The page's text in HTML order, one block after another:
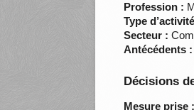
Profession :
Type
Secteur :
Antécédents :
Décisions
Mesure prise :